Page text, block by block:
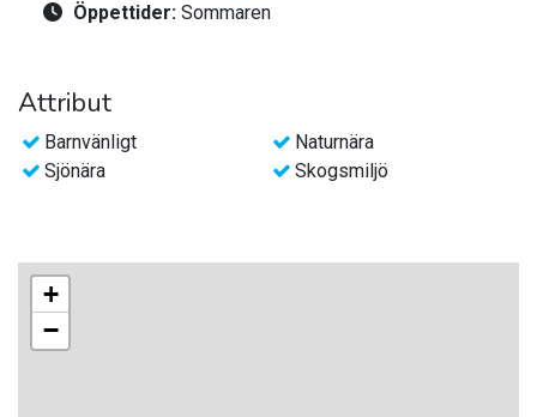
Öppettider: Sommaren
Attribut
Barnvänligt
Naturnära
Sjönära
Skogsmiljö
+
−